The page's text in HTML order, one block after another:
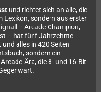
und richtet sich an alle, die
Lexikon, sondern aus erster
– Arcade-Champion,
– hat fünf Jahrzehnte
alles in 420 Seiten
sondern ein
Ära, die 8- und 16-Bit-